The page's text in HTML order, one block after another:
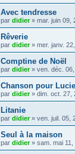
Avec tendresse
par didier» mar. juin 09,
Rêverie
par didier» mer. janv.
Comptine de Noël
par didier» ven. déc.
Chanson pour Lucie
par didier» dim. oct. 27,
Litanie
par didier» ven. juil. 05,
Seul à la maison
par didier» sam. mai